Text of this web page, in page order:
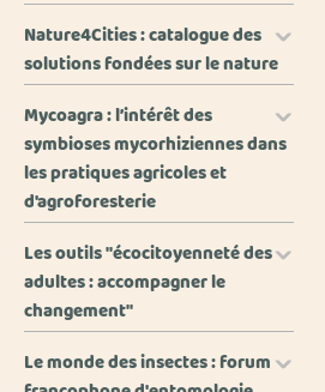
Nature4Cities : catalogue des
solutions fondées sur le nature
Mycoagra : l’intérêt des
symbioses mycorhiziennes dans
les pratiques agricoles et
d'agroforesterie
Les outils "écocitoyenneté des
adultes : accompagner le
changement"
Le monde des insectes : forum